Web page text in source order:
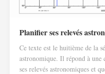
Planifier ses relevés
Ce texte est le huitième de la
astronomique. Il répond à une
ses relevés astronomiques et